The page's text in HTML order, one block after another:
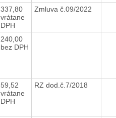
337,80
vrátane
DPH
Zmluva č.09/2022
240,00
bez DPH
59,52
vrátane
DPH
RZ dod.č.7/2018